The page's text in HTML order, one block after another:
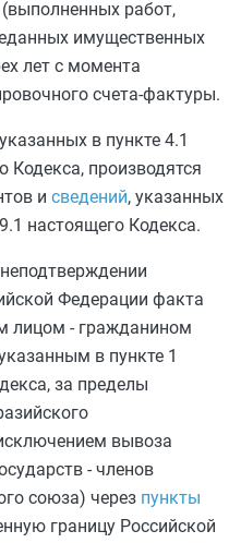
работ,
имущественных
лет с момента
счета-фактуры.
в пункте 4.1
Кодекса, производятся
и сведений, указанных
настоящего Кодекса.
Федерации факта
лицом - гражданином
в пункте 1
за пределы
вывоза
- членов
союза) через пункты
границу Российской